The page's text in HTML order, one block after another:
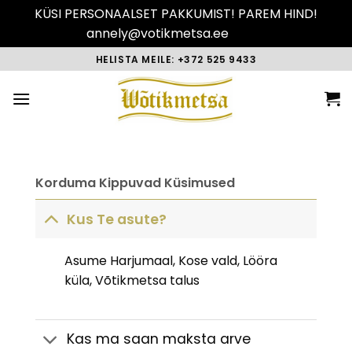
KÜSI PERSONAALSET PAKKUMIST! PAREM HIND!
annely@votikmetsa.ee
to
content
HELISTA MEILE: +372 525 9433
Korduma Kippuvad Küsimused
Kus Te asute?
Asume Harjumaal, Kose vald, Lööra
küla, Võtikmetsa talus
Kas ma saan maksta arve